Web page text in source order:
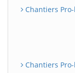
Chantiers
Chantiers